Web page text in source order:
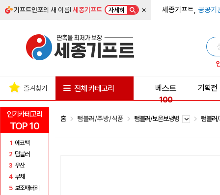
기프트인포의 새 이름!세종기프트 자세히 × 세종기프트, 공공기
인기카테고리
TOP 10
1 에코백
2 텀블러
3 우산
4 부채
5 보조배터리
즐겨찾기 전체 카테고리
베스트
100
기획전
홈 텀블러/주방/식품 텀블러/보온보냉병 텀블러